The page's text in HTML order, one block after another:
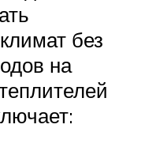
без
на